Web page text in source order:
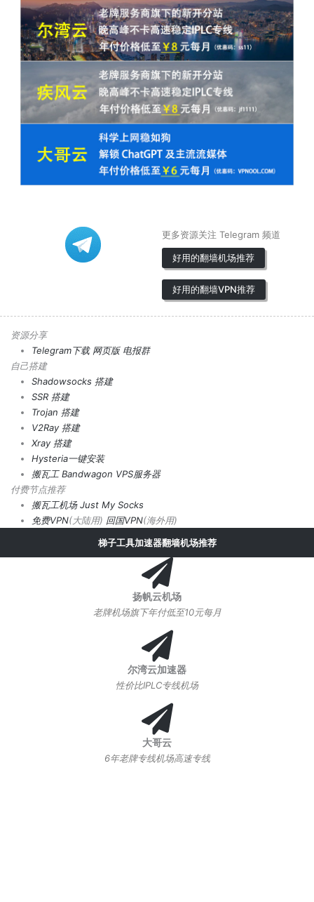
更多资源关注 Telegram 频道
好用的翻墙机场推荐
好用的翻墙VPN推荐
资源分享
Telegram下载 网页版 电报群
自己搭建
Shadowsocks 搭建
SSR 搭建
Trojan 搭建
V2Ray 搭建
Xray 搭建
Hysteria一键安装
搬瓦工 Bandwagon VPS服务器
付费节点推荐
搬瓦工机场 Just My Socks
免费VPN(大陆用) 回国VPN(海外用)
梯子工具加速器翻墙机场推荐
扬帆云机场
老牌机场旗下年付低至10元每月
尔湾云加速器
性价比IPLC专线机场
大哥云
6年老牌专线机场高速专线